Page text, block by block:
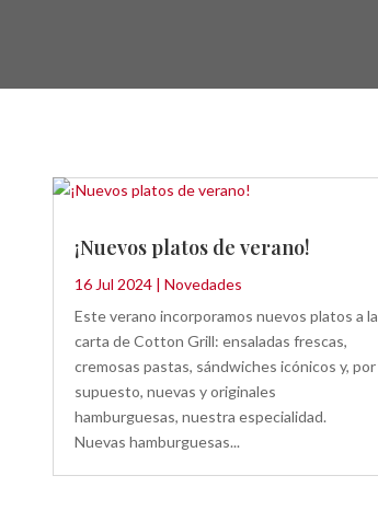
¡Nuevos platos de verano!
16 Jul 2024| Novedades
Este verano incorporamos nuevos platos a la
carta de Cotton Grill: ensaladas frescas,
cremosas pastas, sándwiches icónicos y, por
supuesto, nuevas y originales
hamburguesas, nuestra especialidad.
Nuevas hamburguesas...